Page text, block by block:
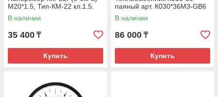
М20*1.5, Тип-КМ-22 кл.1.5.
В наличии
35 400 ₸
Купить
паяный арт. К030*36М3-GB6
В наличии
86 000 ₸
Купить